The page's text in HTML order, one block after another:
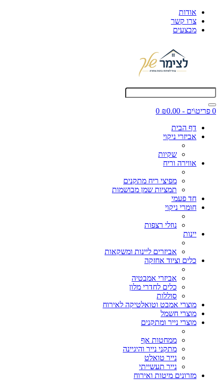
אודות
צרו קשר
מבצעים
0 פריט\ים - ₪0.00
0
דף הבית
אביזרי ניקוי
שקיות
אווירה וריח
מפיצי ריח מתקנים
תמציות שמן מבושמות
חד פעמי
חומרי ניקוי
נוזלי רצפות
יינות
אביזרים ליינות ומשקאות
כלים וציוד אחזקה
אביזרי אמבטיה
כלים לחדרי מלון
סוללות
מוצרי אמבט וטואלטיקה לאירוח
מוצרי חשמל
מוצרי נייר ומתקנים
ממחטות אף
מתקני נייר והיגיינה
נייר טואלט
נייר תעשייתי
מזרונים מיטות ואירוח